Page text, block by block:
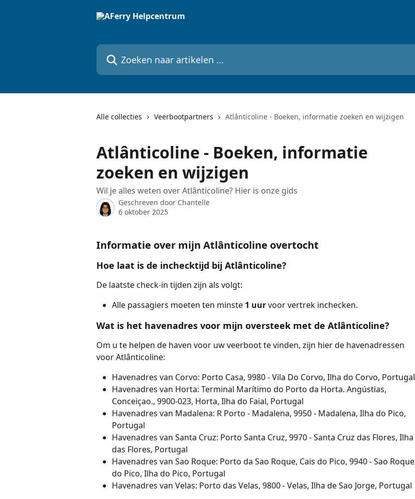
Zoeken naar artikelen ...
Alle collecties Veerbootpartners Atlânticoline - Boeken, informatie zoeken en wijzigen
Atlânticoline - Boeken, informatie
zoeken en wijzigen
Wil je alles weten over Atlânticoline? Hier is onze gids
Geschreven door Chantelle
6 oktober 2025
Informatie over mijn Atlânticoline overtocht
Hoe laat is de inchecktijd bij Atlânticoline?
De laatste check-in tijden zijn als volgt:
Alle passagiers moeten ten minste 1 uur voor vertrek inchecken.
Wat is het havenadres voor mijn oversteek met de Atlânticoline?
Om u te helpen de haven voor uw veerboot te vinden, zijn hier de havenadressen
voor Atlânticoline:
Havenadres van Corvo: Porto Casa, 9980 - Vila Do Corvo, Ilha do Corvo, Portugal
Havenadres van Horta: Terminal Marítimo do Porto da Horta. Angústias,
Conceiçao., 9900-023, Horta, Ilha do Faial, Portugal
Havenadres van Madalena: R Porto - Madalena, 9950 - Madalena, Ilha do Pico,
Portugal
Havenadres van Santa Cruz: Porto Santa Cruz, 9970 - Santa Cruz das Flores, Ilha
das Flores, Portugal
Havenadres van Sao Roque: Porto da Sao Roque, Cais do Pico, 9940 - Sao Roque
do Pico, Ilha do Pico, Portugal
Havenadres van Velas: Porto das Velas, 9800 - Velas, Ilha de Sao Jorge, Portugal